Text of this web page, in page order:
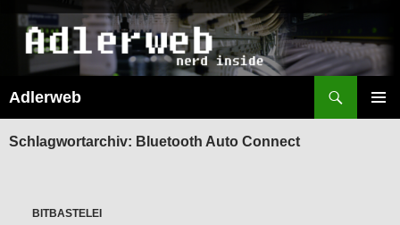
Adlerweb
SPRINGEN
Schlagwortarchiv: Bluetooth Auto Connect
BITBASTELEI